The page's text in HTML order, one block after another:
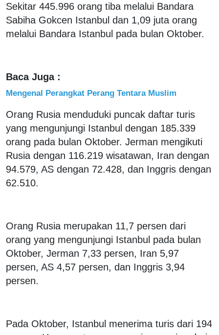
Sekitar 445.996 orang tiba melalui Bandara
Sabiha Gokcen Istanbul dan 1,09 juta orang
melalui Bandara Istanbul pada bulan Oktober.
Baca Juga :
Mengenal Perangkat Perang Tentara Muslim
Orang Rusia menduduki puncak daftar turis
yang mengunjungi Istanbul dengan 185.339
orang pada bulan Oktober. Jerman mengikuti
Rusia dengan 116.219 wisatawan, Iran dengan
94.579, AS dengan 72.428, dan Inggris dengan
62.510.
Orang Rusia merupakan 11,7 persen dari
orang yang mengunjungi Istanbul pada bulan
Oktober, Jerman 7,33 persen, Iran 5,97
persen, AS 4,57 persen, dan Inggris 3,94
persen.
Pada Oktober, Istanbul menerima turis dari 194